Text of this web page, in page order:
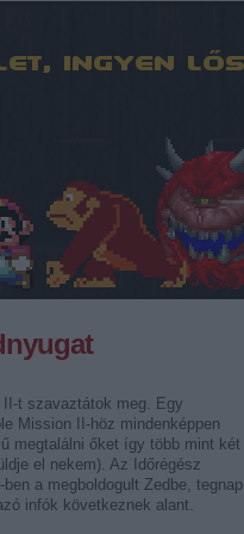
t szavaztátok meg. Egy
Mission II-höz mindenképpen
megtalálni őket így több mint két
el nekem). Az Időrégész
a megboldogult Zedbe, tegnap
infók következnek alant.